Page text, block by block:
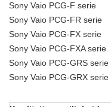
Sony Vaio PCG-F serie
Sony Vaio PCG-FR serie
Sony Vaio PCG-FX serie
Sony Vaio PCG-FXA serie
Sony Vaio PCG-GRS serie
Sony Vaio PCG-GRX serie